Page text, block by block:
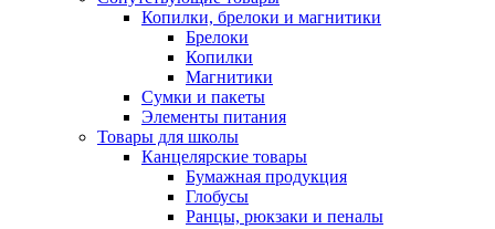
Копилки, брелоки и магнитики
Брелоки
Копилки
Магнитики
Сумки и пакеты
Элементы питания
Товары для школы
Канцелярские товары
Бумажная продукция
Глобусы
Ранцы, рюкзаки и пеналы